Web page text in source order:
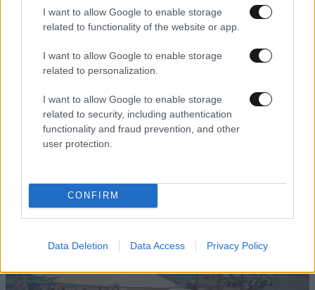
I want to allow Google to enable storage
related to functionality of the website or app.
I want to allow Google to enable storage
related to personalization.
I want to allow Google to enable storage
related to security, including authentication
functionality and fraud prevention, and other
user protection.
CONFIRM
Data Deletion Data Access Privacy Policy
LIFESTYLE2 ω. πριν
Ζώδια σήμερα: Η Σελήνη στους Διδύμους
φέρνει ανατροπές – Ποιοι δέχονται την
ευεργετική επίδραση του Δία από το απόγευμα;